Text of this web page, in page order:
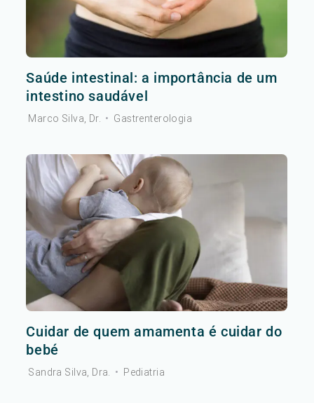
Saúde intestinal: a importância de um
intestino saudável
Marco Silva, Dr. • Gastrenterologia
Cuidar de quem amamenta é cuidar do
bebé
Sandra Silva, Dra. • Pediatria